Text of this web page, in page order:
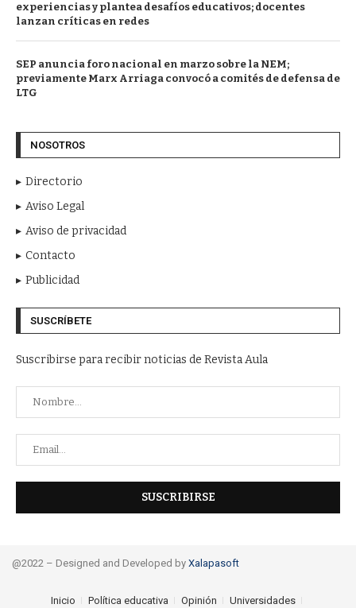
experiencias y plantea desafíos educativos; docentes
lanzan críticas en redes
SEP anuncia foro nacional en marzo sobre la NEM;
previamente Marx Arriaga convocó a comités de defensa de
LTG
NOSOTROS
Directorio
Aviso Legal
Aviso de privacidad
Contacto
Publicidad
SUSCRÍBETE
Suscribirse para recibir noticias de Revista Aula
@2022 – Designed and Developed by Xalapasoft
Inicio Política educativa Opinión Universidades